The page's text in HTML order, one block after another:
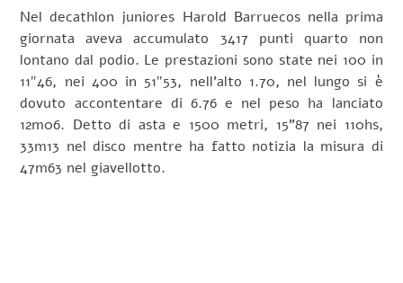
Nel decathlon juniores Harold Barruecos nella prima
giornata aveva accumulato 3417 punti quarto non
lontano dal podio. Le prestazioni sono state nei 100 in
11″46, nei 400 in 51″53, nell’alto 1.70, nel lungo si è
dovuto accontentare di 6.76 e nel peso ha lanciato
12m06. Detto di asta e 1500 metri, 15”87 nei 110hs,
33m13 nel disco mentre ha fatto notizia la misura di
47m63 nel giavellotto.